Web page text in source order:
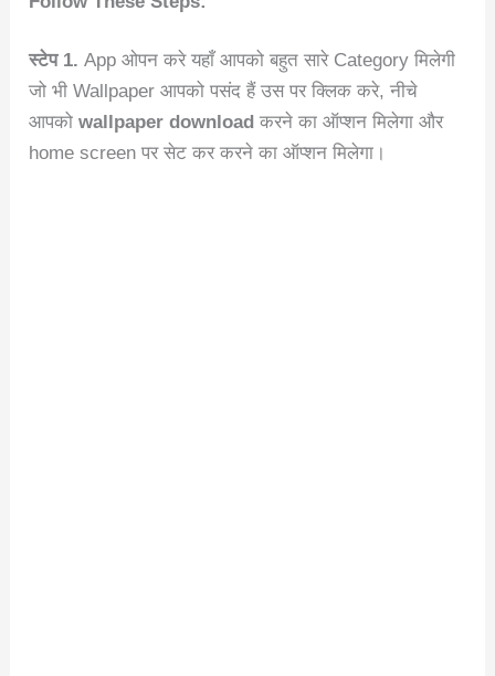
स्टेप 1. App ओपन करे यहाँ आपको बहुत सारे Category मिलेगी
जो भी Wallpaper आपको पसंद हैं उस पर क्लिक करे, नीचे
आपको wallpaper download करने का ऑप्शन मिलेगा और
home screen पर सेट कर करने का ऑप्शन मिलेगा।